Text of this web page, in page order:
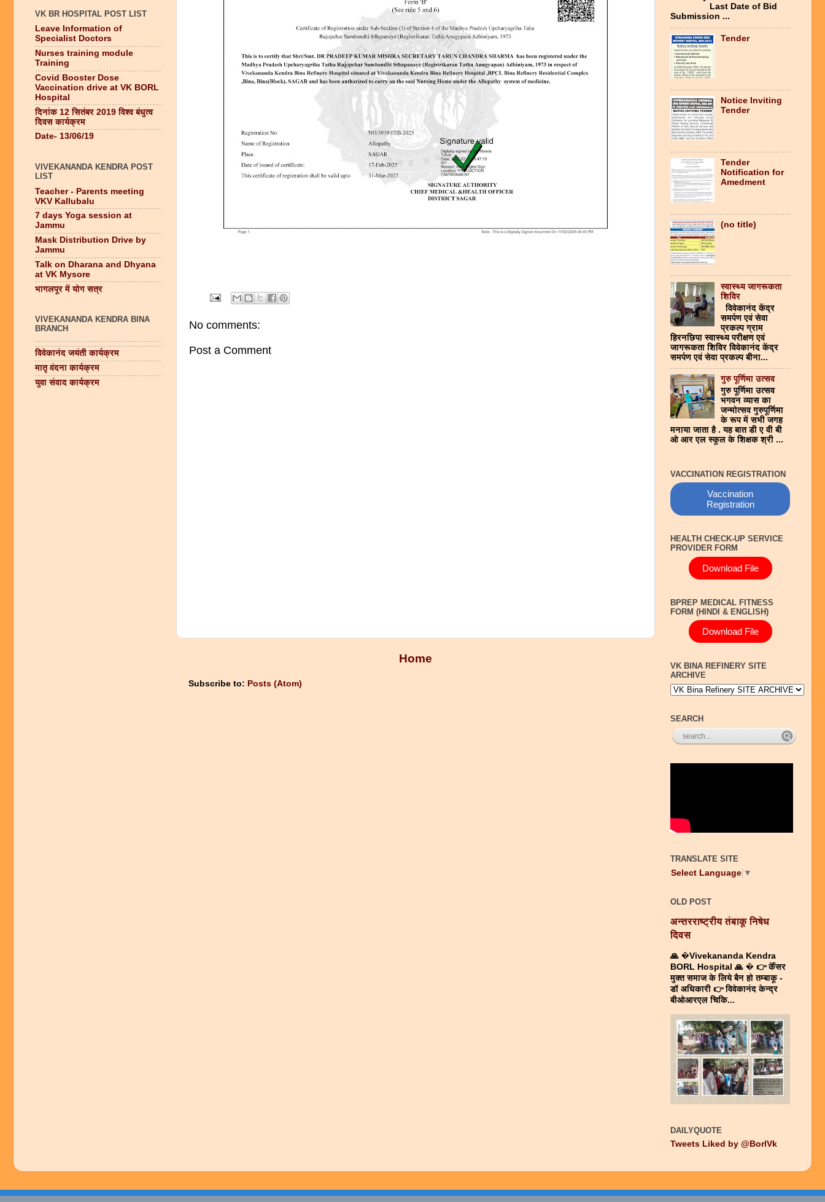
No comments:
Post a Comment
Home
Subscribe to: Posts (Atom)
VK BR HOSPITAL POST LIST
Leave Information of
Specialist Doctors
Nurses training module
Training
Covid Booster Dose
Vaccination drive at VK BORL
Hospital
दिनांक 12 सितंबर 2019 विश्व बंधुत्व
दिवस कार्यक्रम
Date- 13/06/19
VIVEKANANDA KENDRA POST
LIST
Teacher - Parents meeting
VKV Kallubalu
7 days Yoga session at
Jammu
Mask Distribution Drive by
Jammu
Talk on Dharana and Dhyana
at VK Mysore
भागलपूर में योग सत्र
VIVEKANANDA KENDRA BINA
BRANCH
विवेकानंद जयंती कार्यक्रम
मातृ वंदना कार्यक्रम
युवा संवाद कार्यक्रम
Last Date of Bid
Submission ...
Tender
Notice Inviting
Tender
Tender
Notification for
Amedment
(no title)
स्वास्थ्य जागरूकता
शिविर
विवेकानंद केंद्र
समर्पण एवं सेवा
प्रकल्प ग्राम
हिरनछिपा स्वास्थ्य परीक्षण एवं
जागरूकता शिविर विवेकानंद केंद्र
समर्पण एवं सेवा प्रकल्प बीना...
गुरु पूर्णिमा उत्सव
गुरु पूर्णिमा उत्सव
भगवन व्यास का
जन्मोत्सव गुरुपूर्णिमा
के रूप में सभी जगह
मनाया जाता है . यह बात डी ए वी बी
ओ आर एल स्कूल के शिक्षक श्री ...
VACCINATION REGISTRATION
Vaccination
Registration
HEALTH CHECK-UP SERVICE
PROVIDER FORM
Download File
BPREP MEDICAL FITNESS
FORM (HINDI & ENGLISH)
Download File
VK BINA REFINERY SITE
ARCHIVE
SEARCH
TRANSLATE SITE
Select Language ▼
OLD POST
अन्तरराष्ट्रीय तंबाकू निषेध
दिवस
🙏 �Vivekananda Kendra
BORL Hospital 🙏 � 👉 केैंसर
मुक्त समाज के लिये बैन हो तम्बाकू -
डाॅ अधिकारी 👉 विवेकानंद केन्द्र
बीओआरएल चिकि...
DAILYQUOTE
Tweets Liked by @BorlVk